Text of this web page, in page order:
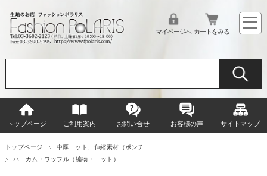
マイページへ カートをみる
トップページ ご利用案内 お問い合せ お客様の声 サイトマップ
トップページ
中厚ニット、伸縮素材（ポンチ…
ハニカム・ワッフル（編物・ニット）